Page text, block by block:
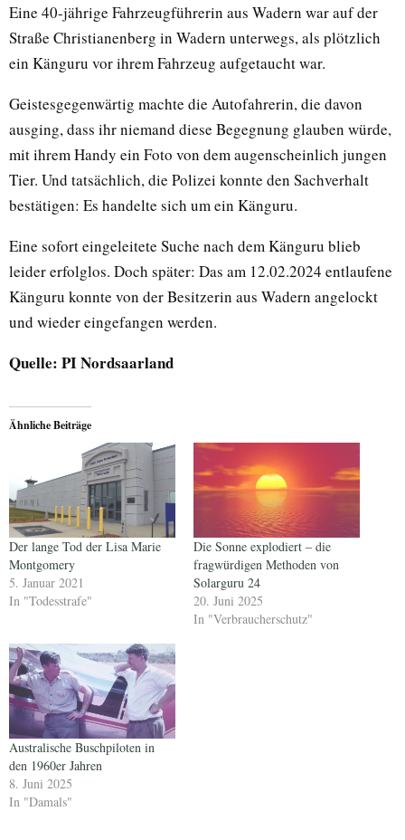
Eine 40-jährige Fahrzeugführerin aus Wadern war auf der
Straße Christianenberg in Wadern unterwegs, als plötzlich
ein Känguru vor ihrem Fahrzeug aufgetaucht war.
Geistesgegenwärtig machte die Autofahrerin, die davon
ausging, dass ihr niemand diese Begegnung glauben würde,
mit ihrem Handy ein Foto von dem augenscheinlich jungen
Tier. Und tatsächlich, die Polizei konnte den Sachverhalt
bestätigen: Es handelte sich um ein Känguru.
Eine sofort eingeleitete Suche nach dem Känguru blieb
leider erfolglos. Doch später: Das am 12.02.2024 entlaufene
Känguru konnte von der Besitzerin aus Wadern angelockt
und wieder eingefangen werden.
Quelle: PI Nordsaarland
Ähnliche Beiträge
Der lange Tod der Lisa Marie
Montgomery
5. Januar 2021
In "Todesstrafe"
Die Sonne explodiert – die
fragwürdigen Methoden von
Solarguru 24
20. Juni 2025
In "Verbraucherschutz"
Australische Buschpiloten in
den 1960er Jahren
8. Juni 2025
In "Damals"